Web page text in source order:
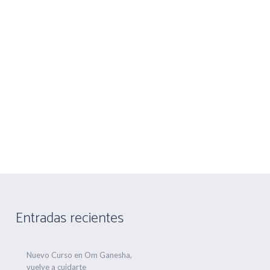
Entradas recientes
Nuevo Curso en Om Ganesha,
vuelve a cuidarte